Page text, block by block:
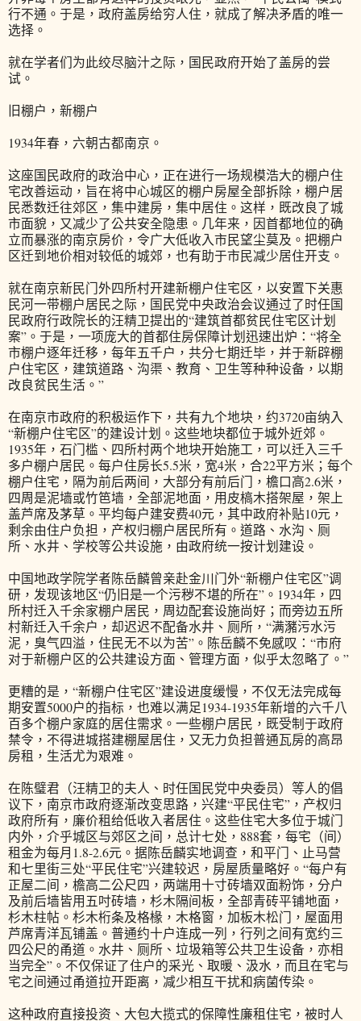
行不通。于是，政府盖房给穷人住，就成了解决矛盾的唯一
选择。
就在学者们为此绞尽脑汁之际，国民政府开始了盖房的尝
试。
旧棚户，新棚户
1934年春，六朝古都南京。
这座国民政府的政治中心，正在进行一场规模浩大的棚户住
宅改善运动，旨在将中心城区的棚户房屋全部拆除，棚户居
民悉数迁往郊区，集中建房，集中居住。这样，既改良了城
市面貌，又减少了公共安全隐患。几年来，因首都地位的确
立而暴涨的南京房价，令广大低收入市民望尘莫及。把棚户
区迁到地价相对较低的城郊，也有助于市民减少居住开支。
就在南京新民门外四所村开建新棚户住宅区，以安置下关惠
民河一带棚户居民之际，国民党中央政治会议通过了时任国
民政府行政院长的汪精卫提出的“建筑首都贫民住宅区计划
案”。于是，一项庞大的首都住房保障计划迅速出炉：“将全
市棚户逐年迁移，每年五千户，共分七期迁毕，并于新辟棚
户住宅区，建筑道路、沟渠、教育、卫生等种种设备，以期
改良贫民生活。”
在南京市政府的积极运作下，共有九个地块，约3720亩纳入
“新棚户住宅区”的建设计划。这些地块都位于城外近郊。
1935年，石门槛、四所村两个地块开始施工，可以迁入三千
多户棚户居民。每户住房长5.5米，宽4米，合22平方米；每个
棚户住宅，隔为前后两间，大部分有前后门，檐口高2.6米，
四周是泥墙或竹笆墙，全部泥地面，用皮槁木搭架屋，架上
盖芦席及茅草。平均每户建安费40元，其中政府补贴10元，
剩余由住户负担，产权归棚户居民所有。道路、水沟、厕
所、水井、学校等公共设施，由政府统一按计划建设。
中国地政学院学者陈岳麟曾亲赴金川门外“新棚户住宅区”调
研，发现该地区“仍旧是一个污秽不堪的所在”。1934年，四
所村迁入千余家棚户居民，周边配套设施尚好；而旁边五所
村新迁入千余户，却迟迟不配备水井、厕所，“满瀦污水污
泥，臭气四溢，住民无不以为苦”。陈岳麟不免感叹：“市府
对于新棚户区的公共建设方面、管理方面，似乎太忽略了。”
更糟的是，“新棚户住宅区”建设进度缓慢，不仅无法完成每
期安置5000户的指标，也难以满足1934-1935年新增的六千八
百多个棚户家庭的居住需求。一些棚户居民，既受制于政府
禁令，不得进城搭建棚屋居住，又无力负担普通瓦房的高昂
房租，生活尤为艰难。
在陈璧君（汪精卫的夫人、时任国民党中央委员）等人的倡
议下，南京市政府逐渐改变思路，兴建“平民住宅”，产权归
政府所有，廉价租给低收入者居住。这些住宅大多位于城门
内外，介乎城区与郊区之间，总计七处，888套，每宅（间）
租金为每月1.8-2.6元。据陈岳麟实地调查，和平门、止马营
和七里街三处“平民住宅”兴建较迟，房屋质量略好。“每户有
正屋二间，檐高二公尺四，两端用十寸砖墙双面粉饰，分户
及前后墙皆用五吋砖墙，杉木隔间板，全部青砖平铺地面，
杉木柱帖。杉木桁条及格椽，木格窗，加板木松门，屋面用
芦席青洋瓦铺盖。普通约十户连成一列，行列之间有宽约三
四公尺的甬道。水井、厕所、垃圾箱等公共卫生设备，亦相
当完全”。不仅保证了住户的采光、取暖、汲水，而且在宅与
宅之间通过甬道拉开距离，减少相互干扰和病菌传染。
这种政府直接投资、大包大揽式的保障性廉租住宅，被时人